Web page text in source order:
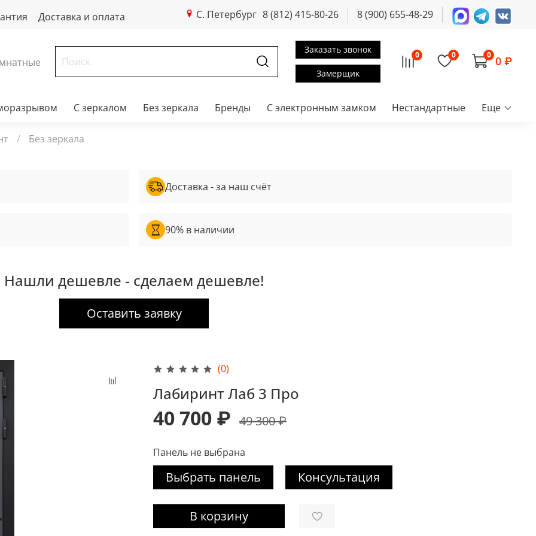
Доставка и оплата С. Петербург 8 (812) 415-80-26 8 (900) 655-48-29
Заказать звонок
Замерщик
0 0 0 0 ₽
С зеркалом Без зеркала Бренды С электронным замком Нестандартные Еще
Без зеркала
Доставка - за наш счёт
90% в наличии
Нашли дешевле - сделаем дешевле!
Оставить заявку
(0)
Лабиринт Лаб 3 Про
40 700 ₽ 49 300 ₽
Панель не выбрана
Выбрать панель Консультация
В корзину